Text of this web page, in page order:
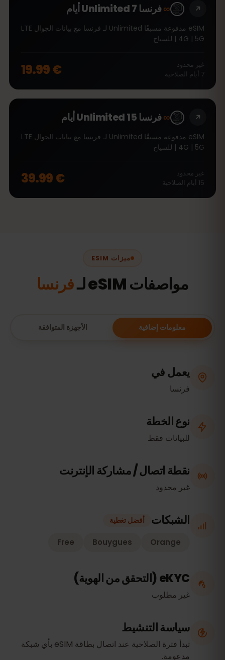
∞فرنسا Unlimited 7 أيام
eSIM مدفوعة مسبقًا Unlimited لـ فرنسا مع بيانات الجوال LTE
| 4G | 5G للسياح
غير محدود
7 أيام الصلاحية € 19.99
∞فرنسا Unlimited 15 أيام
eSIM مدفوعة مسبقًا Unlimited لـ فرنسا مع بيانات الجوال LTE
| 4G | 5G للسياح
غير محدود
15 أيام الصلاحية € 39.99
ميزات ESIM
مواصفات eSIM لـ فرنسا
معلومات إضافية الأجهزة المتوافقة
يعمل في
فرنسا
نوع الخطة
للبيانات فقط
نقطة اتصال / مشاركة الإنترنت
غير محدود
الشبكات أفضل تغطية
Orange
Bouygues
Free
eKYC (التحقق من الهوية)
غير مطلوب
سياسة التنشيط
تبدأ فترة الصلاحية عند اتصال بطاقة eSIM بأي شبكة
مدعومة.